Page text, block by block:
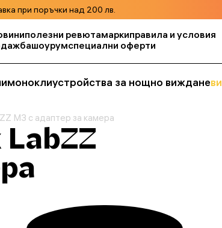
при поръчки над 200 лв.
полезни ревютамаркиправила и условия
шоурумспециални оферти
моноклиустройства за нощно виждане
M3 с адаптер за камера